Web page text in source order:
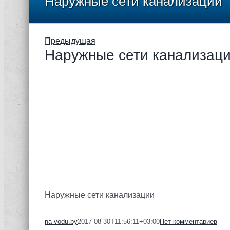
Предыдущая
Наружные сети
Наружные сети канализации
na-vodu.by2017-08-30T11:56:11+03:00Нет комментариев